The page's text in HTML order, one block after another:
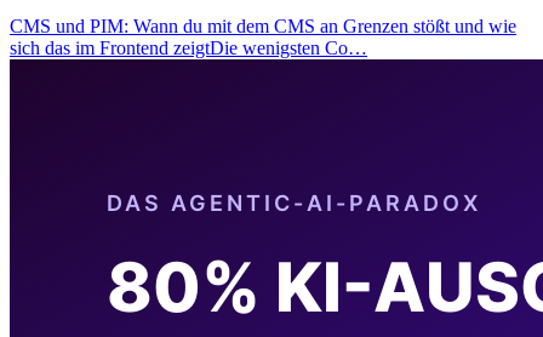
CMS und PIM: Wann du mit dem CMS an Grenzen stößt und wie
sich das im Frontend zeigtDie wenigsten Co…